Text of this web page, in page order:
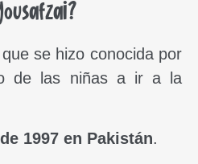
se hizo conocida por
de las niñas a ir a la
1997 en Pakistán.